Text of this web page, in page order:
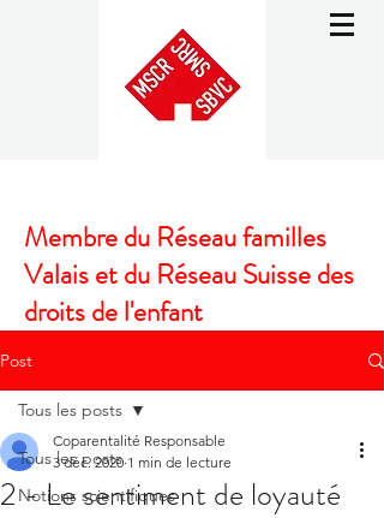
Membre du Réseau familles
Valais et du Réseau Suisse des
droits de l'enfant
Post
Tous les posts
Notions scientifiques
Tous les posts
2 - Le sentiment de loyauté
Coparentalité Responsable
3 déc. 2020 1 min de lecture